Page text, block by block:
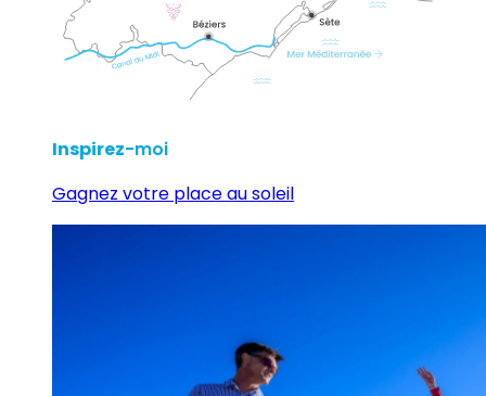
Inspirez-moi
Gagnez votre place au soleil